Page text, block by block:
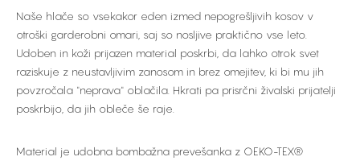
Naše hlače so vsekakor eden izmed nepogrešljivih kosov v
otroški garderobni omari, saj so nosljive praktično vse leto.
Udoben in koži prijazen material poskrbi, da lahko otrok svet
raziskuje z neustavljivim zanosom in brez omejitev, ki bi mu jih
povzročala "neprava" oblačila. Hkrati pa prisrčni živalski prijatelji
poskrbijo, da jih obleče še raje.
Material je udobna bombažna prevešanka z OEKO-TEX®